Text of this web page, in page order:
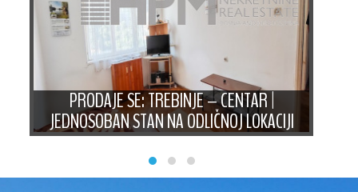
PRODAJE SE: TREBINJE – CENTAR |
JEDNOSOBAN STAN NA ODLIČNOJ LOKACIJI